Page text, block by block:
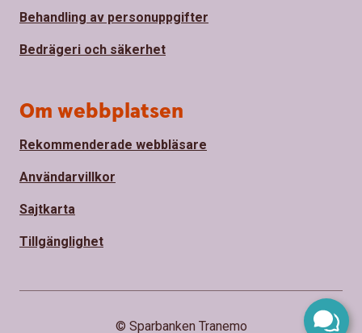
Behandling av personuppgifter
Bedrägeri och säkerhet
Om webbplatsen
Rekommenderade webbläsare
Användarvillkor
Sajtkarta
Tillgänglighet
© Sparbanken Tranemo